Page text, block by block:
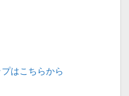
はこちらから